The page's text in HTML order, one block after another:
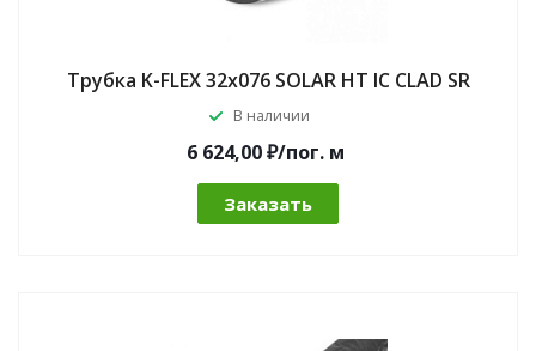
Трубка K-FLEX 32x076 SOLAR HT IC CLAD SR
В наличии
6 624,00 ₽/пог.м
Заказать